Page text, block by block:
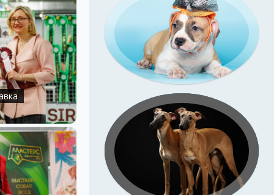
(Зи-Зи).
съёмка
со студийным
на дому у
заказчика
Подрощенные щенки
уиппета
съёмка в моей студии
Подрощенный щенок
таксы
Съёмка у меня (улица)